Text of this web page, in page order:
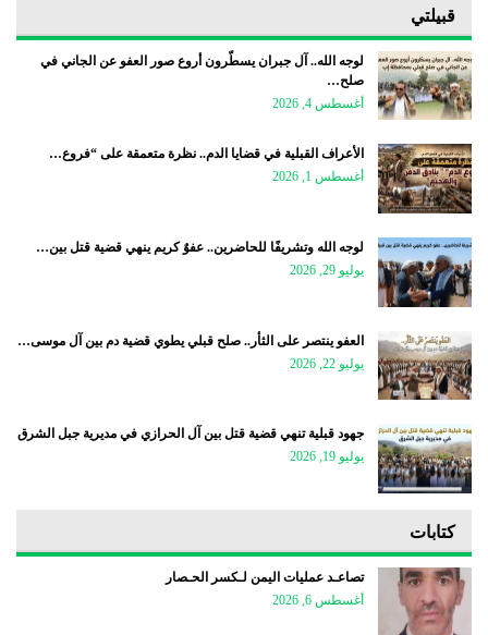
قبيلتي
لوجه الله.. آل جبران يسطّرون أروع صور العفو عن الجاني في
صلح…
أغسطس 4, 2026
الأعراف القبلية في قضايا الدم.. نظرة متعمقة على “فروع…
أغسطس 1, 2026
لوجه الله وتشريفًا للحاضرين.. عفوٌ كريم ينهي قضية قتل بين…
يوليو 29, 2026
العفو ينتصر على الثأر.. صلح قبلي يطوي قضية دم بين آل موسى…
يوليو 22, 2026
جهود قبلية تنهي قضية قتل بين آل الحرازي في مديرية جبل الشرق
يوليو 19, 2026
كتابات
تصاعـد عمليات اليمن لـكسر الحـصار
أغسطس 6, 2026